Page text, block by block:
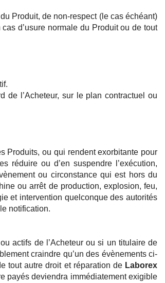
Produit, de non-respect (le cas échéant)
d’usure normale du Produit ou de tout
de l’Acheteur, sur le plan contractuel ou
Produits, ou qui rendent exorbitante pour
réduire ou d’en suspendre l’exécution,
ou circonstance qui est hors du
ou arrêt de production, explosion, feu,
et intervention quelconque des autorités
notification.
actifs de l’Acheteur ou si un titulaire de
craindre qu’un des évènements ci-
tout autre droit et réparation de Laborex
payés deviendra immédiatement exigible